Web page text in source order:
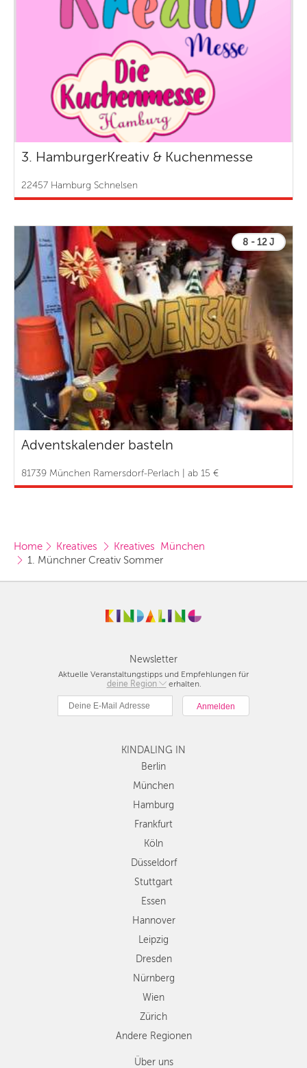
3. HamburgerKreativ & Kuchenmesse
22457 Hamburg Schnelsen
8 - 12 J
Adventskalender basteln
81739 München Ramersdorf-Perlach | ab 15 €
Home Kreatives
Kreatives  München
1. Münchner Creativ Sommer
Newsletter
Aktuelle Veranstaltungstipps und Empfehlungen für
deine Region
Berlin
Hamburg
Köln
Düsseldorf
Stuttgart
Essen
Dresden
Nürnberg
Wien
Zürich
Andere
Regionen
erhalten.
KINDALING IN
Berlin
München
Hamburg
Frankfurt
Köln
Düsseldorf
Stuttgart
Essen
Hannover
Leipzig
Dresden
Nürnberg
Wien
Zürich
Andere Regionen
Über uns